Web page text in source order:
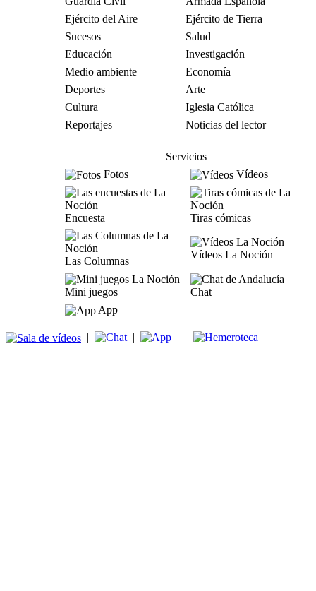
Ejército del Aire
Ejército de Tierra
Sucesos
Salud
Educación
Investigación
Medio ambiente
Economía
Deportes
Arte
Cultura
Iglesia Católica
Reportajes
Noticias del lector
Servicios
Fotos
Vídeos
Encuesta Tiras cómicas
Las Columnas
Vídeos La Noción
Mini juegos
Chat
App
| | |